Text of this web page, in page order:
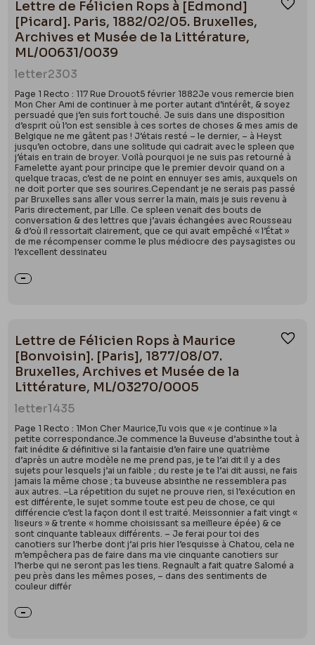
Lettre de Félicien Rops à [Edmond]
[Picard]. Paris, 1882/02/05. Bruxelles,
Archives et Musée de la Littérature,
ML/00631/0039
letter2303
Page 1 Recto : 117 Rue Drouot5 février 1882Je vous remercie bien
Mon Cher Ami de continuer à me porter autant d’intérêt, & soyez
persuadé que j’en suis fort touché. Je suis dans une disposition
d’esprit où l’on est sensible à ces sortes de choses & mes amis de
Belgique ne me gâtent pas ! J’étais resté – le dernier, – à Heyst
jusqu’en octobre, dans une solitude qui cadrait avec le spleen que
j’étais en train de broyer. Voilà pourquoi je ne suis pas retourné à
Famelette ayant pour principe que le premier devoir quand on a
quelque tracas, c’est de ne point en ennuyer ses amis, auxquels on
ne doit porter que ses sourires.Cependant je ne serais pas passé
par Bruxelles sans aller vous serrer la main, mais je suis revenu à
Paris directement, par Lille. Ce spleen venait des bouts de
conversation & des lettres que j’avais échangées avec Rousseau
& d’où il ressortait clairement, que ce qui avait empêché « l’État »
de me récompenser comme le plus médiocre des paysagistes ou
l’excellent dessinateu
Lettre de Félicien Rops à Maurice
[Bonvoisin]. [Paris], 1877/08/07.
Bruxelles, Archives et Musée de la
Littérature, ML/03270/0005
letter1435
Page 1 Recto : 1Mon Cher Maurice,Tu vois que « je continue » la
petite correspondance.Je commence la Buveuse d’absinthe tout à
fait inédite & définitive si la fantaisie d’en faire une quatrième
d’après un autre modèle ne me prend pas, je te l’ai dit il y a des
sujets pour lesquels j’ai un faible ; du reste je te l’ai dit aussi, ne fais
jamais la même chose ; ta buveuse absinthe ne ressemblera pas
aux autres. –La répetition du sujet ne prouve rien, si l’exécution en
est différente, le sujet somme toute est peu de chose, ce qui
différencie c’est la façon dont il est traité. Meissonnier a fait vingt «
liseurs » & trente « homme choisissant sa meilleure épée) & ce
sont cinquante tableaux différents. – Je ferai pour toi des
canotiers sur l’herbe dont j’ai pris hier l’esquisse à Chatou, cela ne
m’empêchera pas de faire dans ma vie cinquante canotiers sur
l’herbe qui ne seront pas les tiens. Regnault a fait quatre Salomé a
peu près dans les mêmes poses, – dans des sentiments de
couleur différ